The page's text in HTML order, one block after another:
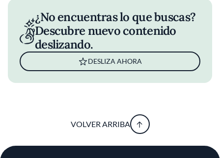
¿No encuentras lo que buscas?
Descubre nuevo contenido
deslizando.
DESLIZA AHORA
VOLVER ARRIBA